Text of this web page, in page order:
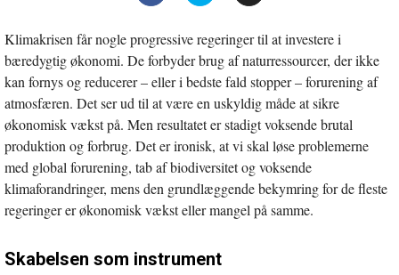
Klimakrisen får nogle progressive regeringer til at investere i
bæredygtig økonomi. De forbyder brug af naturressourcer, der ikke
kan fornys og reducerer – eller i bedste fald stopper – forurening af
atmosfæren. Det ser ud til at være en uskyldig måde at sikre
økonomisk vækst på. Men resultatet er stadigt voksende brutal
produktion og forbrug. Det er ironisk, at vi skal løse problemerne
med global forurening, tab af biodiversitet og voksende
klimaforandringer, mens den grundlæggende bekymring for de fleste
regeringer er økonomisk vækst eller mangel på samme.
Skabelsen som instrument